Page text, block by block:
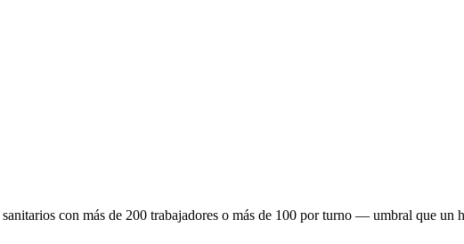
con más de 200 trabajadores o más de 100 por turno — umbral que